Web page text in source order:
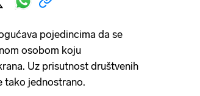
pojedincima da se
osobom koju
Uz prisutnost društvenih
tako jednostrano.